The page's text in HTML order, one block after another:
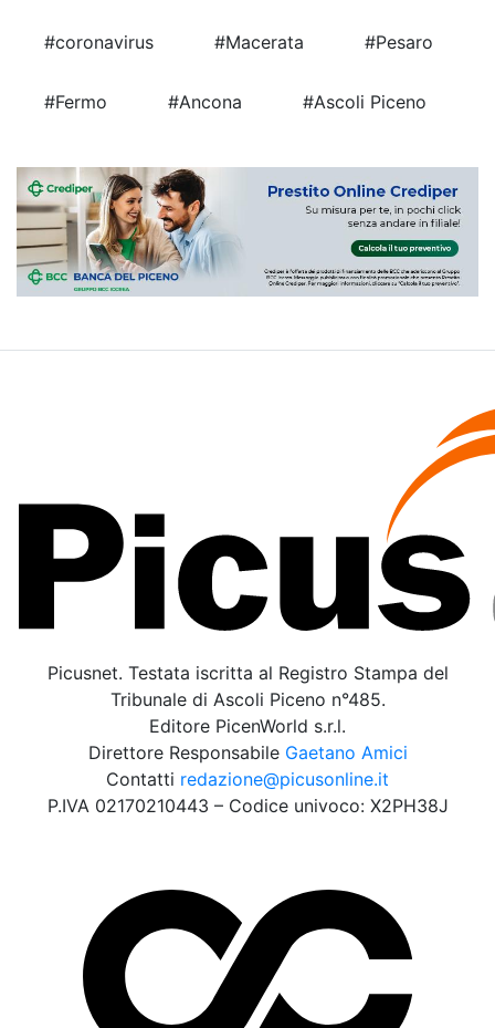
#coronavirus #Macerata #Pesaro
#Fermo #Ancona #Ascoli Piceno
Picusnet. Testata iscritta al Registro Stampa del
Tribunale di Ascoli Piceno n°485.
Editore PicenWorld s.r.l.
Direttore Responsabile Gaetano Amici
Contatti redazione@picusonline.it
P.IVA 02170210443 – Codice univoco: X2PH38J